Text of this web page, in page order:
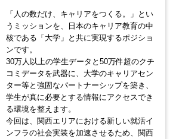
「人の数だけ、キャリアをつくる。」とい
うミッションを、日本のキャリア教育の中
核である「大学」と共に実現するポジショ
ンです。
30万人以上の学生データと50万件超のクチ
コミデータを武器に、大学のキャリアセン
ター等と強固なパートナーシップを築き、
学生が真に必要とする情報にアクセスでき
る環境を整えます。
今回は、関西エリアにおける新しい就活イ
ンフラの社会実装を加速させるため、関西